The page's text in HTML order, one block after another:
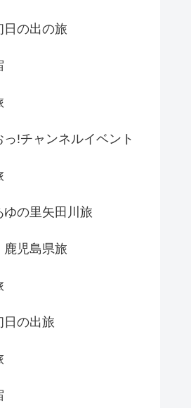
日の出の旅
!チャンネルイベント
の里矢田川旅
鹿児島県旅
日の出旅